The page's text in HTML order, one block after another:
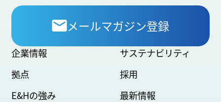
メールマガジン登録
企業情報
拠点
E&Hの強み
サステナビリティ
採用
最新情報